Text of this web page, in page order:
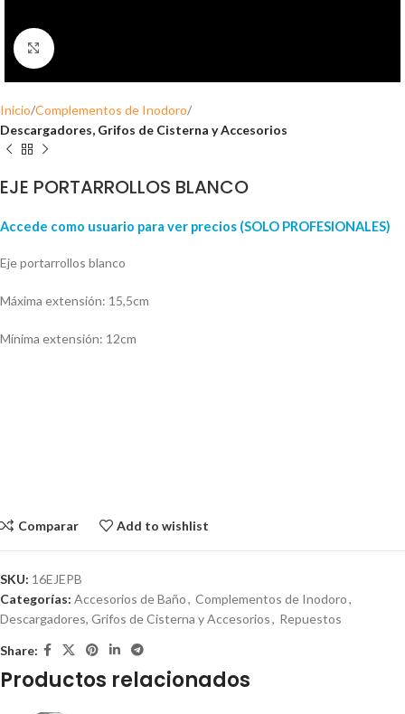
Click para ampliar
Inicio Complementos de Inodoro
Descargadores, Grifos de Cisterna y Accesorios
EJE PORTARROLLOS BLANCO
Accede como usuario para ver precios (SOLO PROFESIONALES)
Eje portarrollos blanco
Máxima extensión: 15,5cm
Mínima extensión: 12cm
Comparar Add to wishlist
SKU: 16EJEPB
Categorías: Accesorios de Baño, Complementos de Inodoro,
Descargadores, Grifos de Cisterna y Accesorios, Repuestos
Share:
Productos relacionados